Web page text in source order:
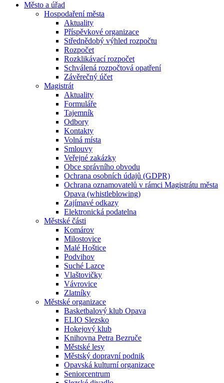
Město a úřad
Hospodaření města
Aktuality
Příspěvkové organizace
Střednědobý výhled rozpočtu
Rozpočet
Rozklikávací rozpočet
Schválená rozpočtová opatření
Závěrečný účet
Magistrát
Aktuality
Formuláře
Tajemník
Odbory
Kontakty
Volná místa
Smlouvy
Veřejné zakázky
Obce správního obvodu
Ochrana osobních údajů (GDPR)
Ochrana oznamovatelů v rámci Magistrátu města
Opava (whistleblowing)
Zajímavé odkazy
Elektronická podatelna
Městské části
Komárov
Milostovice
Malé Hoštice
Podvihov
Suché Lazce
Vlaštovičky
Vávrovice
Zlatníky
Městské organizace
Basketbalový klub Opava
ELIO Slezsko
Hokejový klub
Knihovna Petra Bezruče
Městské lesy
Městský dopravní podnik
Opavská kulturní organizace
Seniorcentrum